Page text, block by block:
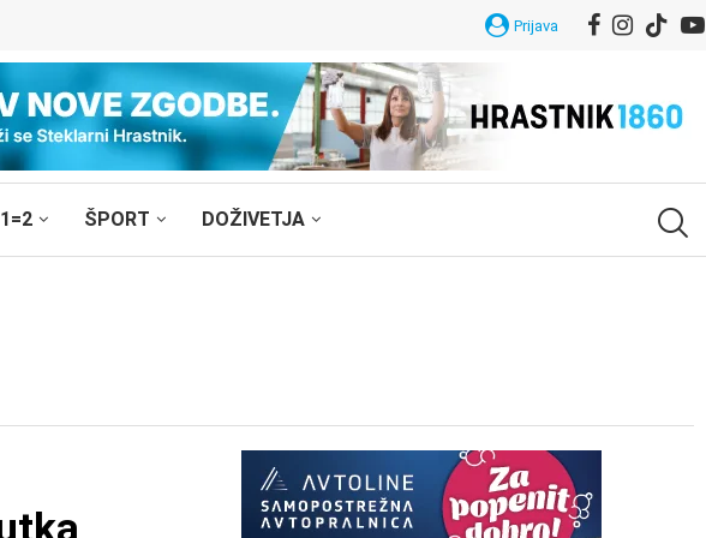
Prijava
ŠPORT DOŽIVETJA